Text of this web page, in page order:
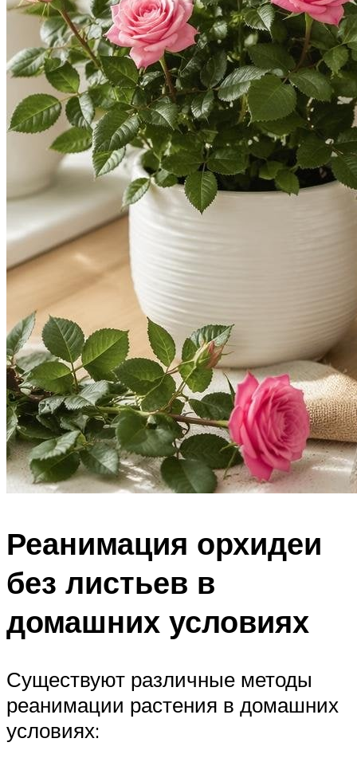
Реанимация орхидеи
без листьев в
домашних условиях
Существуют различные методы
реанимации растения в домашних
условиях: